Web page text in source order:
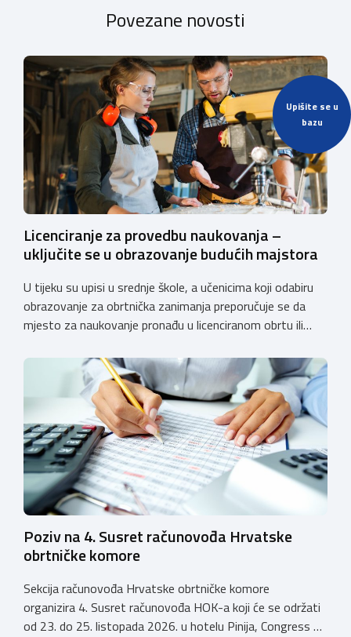
Upišite se u
bazu
Povezane novosti
Licenciranje za provedbu naukovanja –
uključite se u obrazovanje budućih majstora
U tijeku su upisi u srednje škole, a učenicima koji odabiru
obrazovanje za obrtnička zanimanja preporučuje se da
mjesto za naukovanje pronađu u licenciranom obrtu ili
koji još nemaju licenciju da pokrenu postupak
licenciranja kako bi budućim učenicima omogućili
kvalitetno i sigurno stjecanje praktičnih znanja, a
istodobno ulagali u razvoj […]
Poziv na 4. Susret računovođa Hrvatske
obrtničke komore
Sekcija računovođa Hrvatske obrtničke komore
organizira 4. Susret računovođa HOK-a koji će se održati
od 23. do 25. listopada 2026. u hotelu Pinija, Congress &